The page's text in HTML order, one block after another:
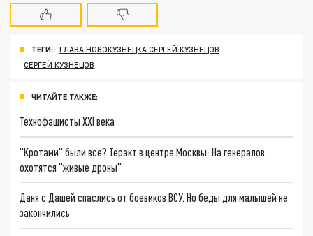
ТЕГИ:
ГЛАВА НОВОКУЗНЕЦКА СЕРГЕЙ КУЗНЕЦОВ
СЕРГЕЙ КУЗНЕЦОВ
ЧИТАЙТЕ ТАКЖЕ:
Технофашисты XXI века
"Кротами" были все? Теракт в центре Москвы: На генералов
охотятся "живые дроны"
Даня с Дашей спаслись от боевиков ВСУ. Но беды для малышей не
закончились